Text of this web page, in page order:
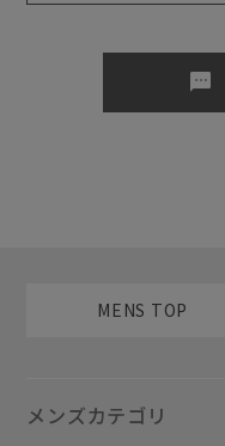
sms
MENS TOP
メンズカテゴリ